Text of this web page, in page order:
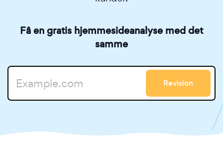
Få en gratis hjemmesideanalyse med det
samme
Revision